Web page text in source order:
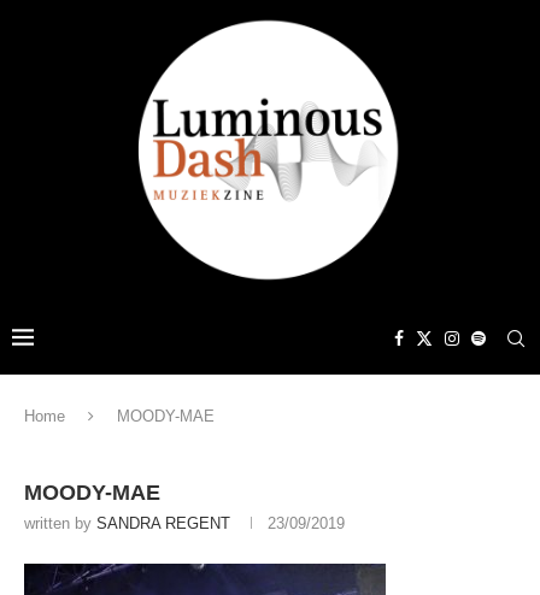
Home MOODY-MAE
MOODY-MAE
written by SANDRA REGENT 23/09/2019